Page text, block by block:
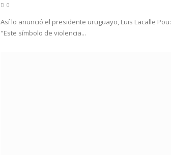
0
Así lo anunció el presidente uruguayo, Luis Lacalle Pou:
"Este símbolo de violencia...